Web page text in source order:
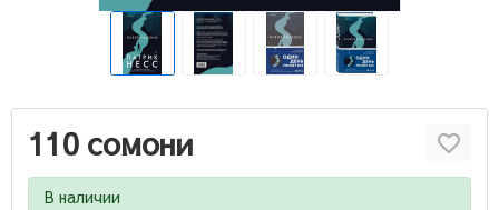
110 сомони
В наличии